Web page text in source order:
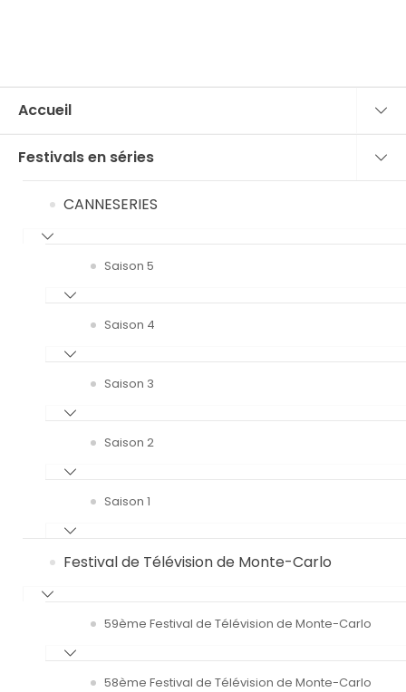
Accueil
Festivals en séries
CANNESERIES
Saison 5
Saison 4
Saison 3
Saison 2
Saison 1
Festival de Télévision de Monte-Carlo
59ème Festival de Télévision de Monte-Carlo
58ème Festival de Télévision de Monte-Carlo